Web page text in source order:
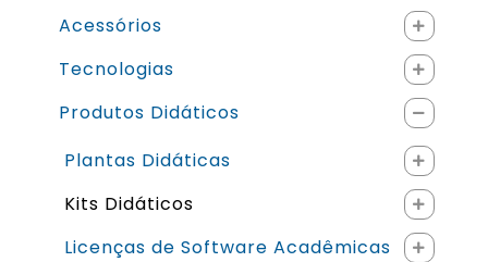
Acessórios
Tecnologias
Produtos Didáticos
Plantas Didáticas
Kits Didáticos
Licenças de Software Acadêmicas